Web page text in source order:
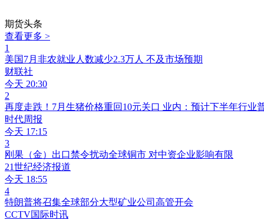
期货头条
查看更多 >
1
美国7月非农就业人数减少2.3万人 不及市场预期
财联社
今天 20:30
2
再度走跌！7月生猪价格重回10元关口 业内：预计下半年行业
时代周报
今天 17:15
3
刚果（金）出口禁令扰动全球铜市 对中资企业影响有限
21世纪经济报道
今天 18:55
4
特朗普将召集全球部分大型矿业公司高管开会
CCTV国际时讯